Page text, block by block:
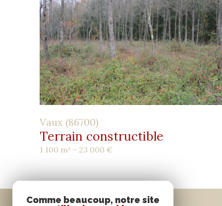
Vaux (86700)
Terrain constructible
1 100 m² - 23 000 €
Comme beaucoup, notre site